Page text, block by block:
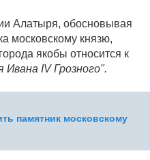
Алатыря, обосновывая
московскому князю,
якобы относится к
IV Грозного".
памятник московскому